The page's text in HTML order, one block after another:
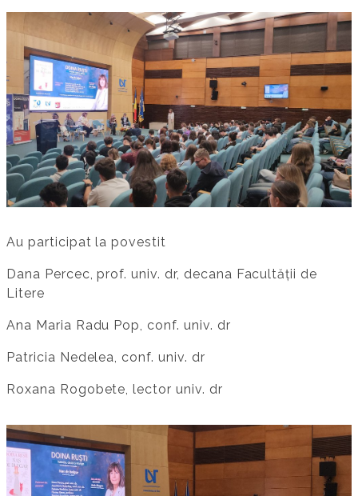
Au participat la povestit
Dana Percec, prof. univ. dr, decana Facultății de
Litere
Ana Maria Radu Pop, conf. univ. dr
Patricia Nedelea, conf. univ. dr
Roxana Rogobete, lector univ. dr